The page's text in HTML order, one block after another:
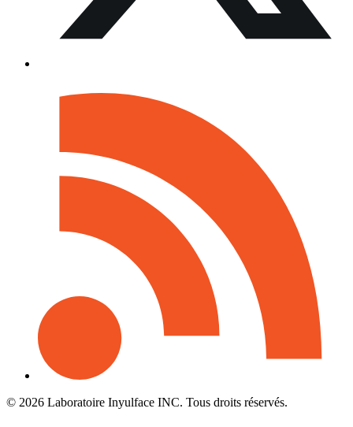
© 2026 Laboratoire Inyulface INC. Tous droits réservés.